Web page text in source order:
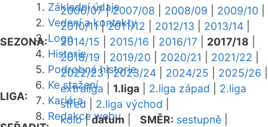
Základní údaje
Vedení a kontakty
Logo
Historie
Podrobná historie
Ke stažení
Kariéra
Redakce webu
SEZONA:
2006/07|2007/08 2008/09 2009/10
2010/11|2011/12 2012/13 2013/14
2014/15
2015/16 2016/17 2017/18
2018/19
2019/20 2020/21 2021/22
2022/23|2023/24 2024/25 2025/26
LIGA:
extraliga 1.liga 2.liga západ
2.liga
střed
2.liga východ
kolo|datum SMĚR: sestupně